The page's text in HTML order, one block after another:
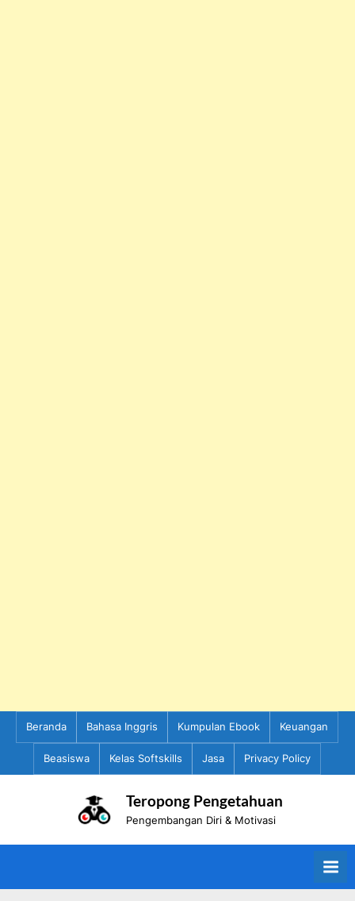
content
Beranda Bahasa Inggris Kumpulan Ebook Keuangan
Beasiswa Kelas Softskills Jasa Privacy Policy
Teropong Pengetahuan
Pengembangan Diri & Motivasi